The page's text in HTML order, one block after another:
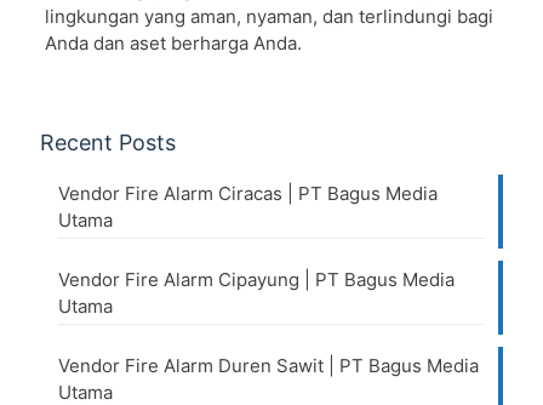
lingkungan yang aman, nyaman, dan terlindungi bagi
Anda dan aset berharga Anda.
Recent Posts
Vendor Fire Alarm Ciracas | PT Bagus Media
Utama
Vendor Fire Alarm Cipayung | PT Bagus Media
Utama
Vendor Fire Alarm Duren Sawit | PT Bagus Media
Utama